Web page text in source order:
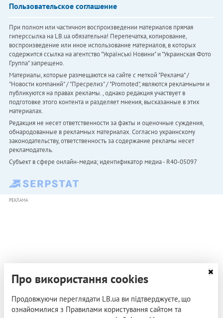
Пользовательское соглашение
При полном или частичном воспроизведении материалов прямая
гиперссылка на LB.ua обязательна! Перепечатка, копирование,
воспроизведение или иное использование материалов, в которых
содержится ссылка на агентство "Українськi Новини" и "Украинская Фото
Группа" запрещено.
Материалы, которые размещаются на сайте с меткой "Реклама" /
"Новости компаний" / "Пресрелиз" / "Promoted", являются рекламными и
публикуются на правах рекламы. , однако редакция участвует в
подготовке этого контента и разделяет мнения, высказанные в этих
материалах.
Редакция не несет ответственности за факты и оценочные суждения,
обнародованные в рекламных материалах. Согласно украинскому
законодательству, ответственность за содержание рекламы несет
рекламодатель.
Субъект в сфере онлайн-медиа; идентификатор медиа - R40-05097
РЕКЛАМА
Про використання cookies
Продовжуючи переглядати LB.ua ви підтверджуєте, що
ознайомилися з Правилами користування сайтом та